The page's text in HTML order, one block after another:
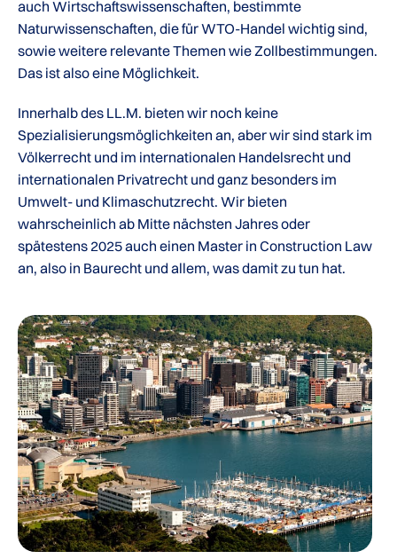
auch Wirtschaftswissenschaften, bestimmte
Naturwissenschaften, die für WTO-Handel wichtig sind,
sowie weitere relevante Themen wie Zollbestimmungen.
Das ist also eine Möglichkeit.
Innerhalb des LL.M. bieten wir noch keine
Spezialisierungsmöglichkeiten an, aber wir sind stark im
Völkerrecht und im internationalen Handelsrecht und
internationalen Privatrecht und ganz besonders im
Umwelt- und Klimaschutzrecht. Wir bieten
wahrscheinlich ab Mitte nächsten Jahres oder
spätestens 2025 auch einen Master in Construction Law
an, also in Baurecht und allem, was damit zu tun hat.